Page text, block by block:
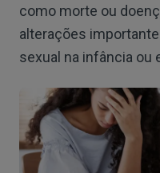
como morte ou
alterações
sexual na infância ou